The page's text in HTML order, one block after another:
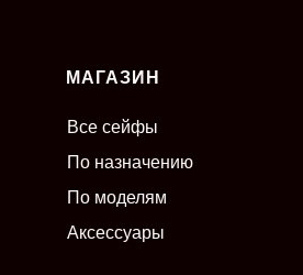
МАГАЗИН
Все сейфы
По назначению
По моделям
Аксессуары